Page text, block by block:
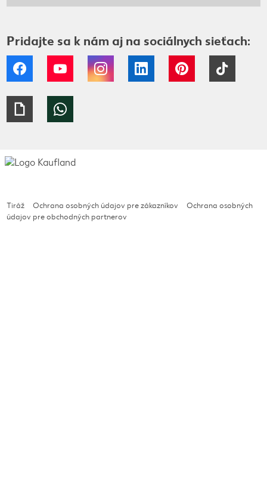
Pridajte sa k nám aj na sociálnych sieťach:
Facebook YouTube Instagram LinkedIn Pinterest
Giphy
Tiráž Ochrana osobných údajov pre zákazníkov
Ochrana osobných
údajov pre obchodných partnerov